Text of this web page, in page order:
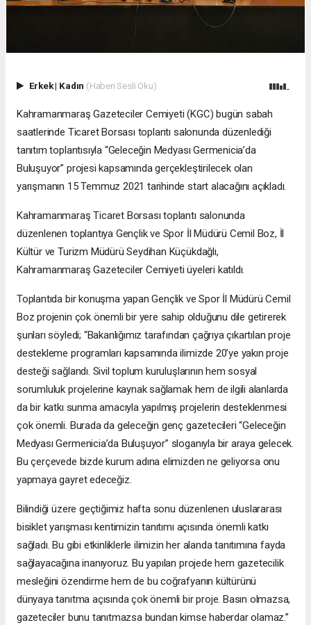
Erkek| Kadın (Haberi Sesli Oku)
Kahramanmaraş Gazeteciler Cemiyeti (KGC) bugün sabah
saatlerinde Ticaret Borsası toplantı salonunda düzenlediği
tanıtım toplantısıyla “Geleceğin Medyası Germenicia’da
Buluşuyor” projesi kapsamında gerçekleştirilecek olan
yarışmanın 15 Temmuz 2021 tarihinde start alacağını açıkladı.
Kahramanmaraş Ticaret Borsası toplantı salonunda
düzenlenen toplantıya Gençlik ve Spor İl Müdürü Cemil Boz, İl
Kültür ve Turizm Müdürü Seydihan Küçükdağlı,
Kahramanmaraş Gazeteciler Cemiyeti üyeleri katıldı.
Toplantıda bir konuşma yapan Gençlik ve Spor İl Müdürü Cemil
Boz projenin çok önemli bir yere sahip olduğunu dile getirerek
şunları söyledi; “Bakanlığımız tarafından çağrıya çıkartılan proje
destekleme programları kapsamında ilimizde 20’ye yakın proje
desteği sağlandı. Sivil toplum kuruluşlarının hem sosyal
sorumluluk projelerine kaynak sağlamak hem de ilgili alanlarda
da bir katkı sunma amacıyla yapılmış projelerin desteklenmesi
çok önemli. Burada da geleceğin genç gazetecileri “Geleceğin
Medyası Germenicia’da Buluşuyor” sloganıyla bir araya gelecek.
Bu çerçevede bizde kurum adına elimizden ne geliyorsa onu
yapmaya gayret edeceğiz.
Bilindiği üzere geçtiğimiz hafta sonu düzenlenen uluslararası
bisiklet yarışması kentimizin tanıtımı açısında önemli katkı
sağladı. Bu gibi etkinliklerle ilimizin her alanda tanıtımına fayda
sağlayacağına inanıyoruz. Bu yapılan projede hem gazetecilik
mesleğini özendirme hem de bu coğrafyanın kültürünü
dünyaya tanıtma açısında çok önemli bir proje. Basın olmazsa,
gazeteciler bunu tanıtmazsa bundan kimse haberdar olamaz.”